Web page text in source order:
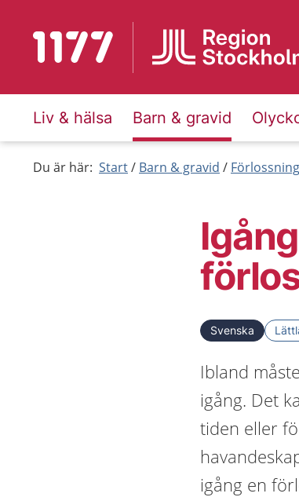
Till startsidan för 1177
Liv & hälsa Barn & gravid
Du är här: Start Barn & gravid Förlossning
Svenska
Ibland
igång. Det
tiden eller
igång en